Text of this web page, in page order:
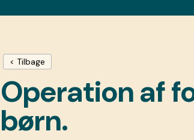
< Tilbage
Operation af
børn.